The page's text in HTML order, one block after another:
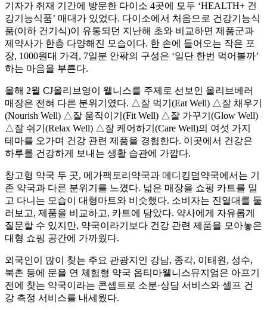
기자가 취재 기간에 방문한 다이소 4곳에 모두 ‘HEALTH+ 건
강기능식품’ 매대가 있었다. 다이소에서 처음으로 건강기능식
품(이하 건기식)이 유통되던 지난해 초와 비교하면 제품군과
제약사가 한층 다양해진 모습이다. 한 손에 들어오는 작은 포
장, 1000원대 가격, 7일분 안팎의 구성은 ‘일단 한번 먹어볼까’
하는 마음을 부른다.
올해 2월 CJ올리브영이 웰니스를 주제로 선보인 올리브베러
매장은 전혀 다른 분위기였다. △잘 먹기(Eat Well) △잘 채우기
(Nourish Well) △잘 움직이기(Fit Well) △잘 가꾸기(Glow Well)
△잘 쉬기(Relax Well) △잘 케어하기(Care Well)의 여섯 가지
테마를 오가며 건강 관련 제품을 경험한다. 이곳에서 건강은
하루를 건강하게 보내는 생활 습관에 가깝다.
창고형 약국 두 곳, 메가팩토리약국과 메디킹덤약국에서는 기
존 약국과 다른 분위기를 느꼈다. 넓은 매장을 쇼핑 카트를 밀
고 다니는 모습이 대형마트와 비슷했다. 소비자는 진열대를 둘
러보고, 제품을 비교하고, 카트에 담았다. 약사에게 자유롭게
질문할 수 있지만, 약국이라기보다 건강 관련 제품을 모아놓은
대형 쇼핑 공간에 가까웠다.
외국인이 많이 찾는 주요 관광지인 강남, 종각, 이태원, 성수,
북촌 등에 문을 연 체험형 약국 옵티마웰니스뮤지엄은 아프기
전에 찾는 약국이라는 콘셉트로 소분·상담 서비스와 셀프 건
강 측정 서비스를 내세웠다.